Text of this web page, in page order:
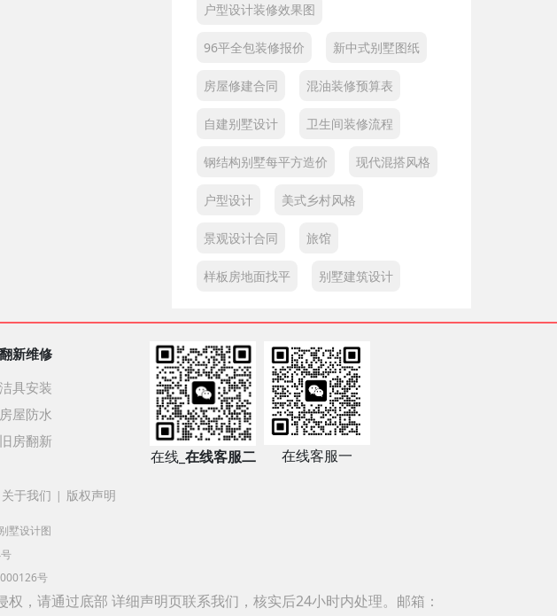
户型设计装修效果图
96平全包装修报价 新中式别墅图纸
房屋修建合同 混油装修预算表
自建别墅设计 卫生间装修流程
钢结构别墅每平方造价 现代混搭风格
户型设计 美式乡村风格
景观设计合同 旅馆
样板房地面找平 别墅建筑设计
翻新维修
洁具安装
房屋防水
旧房翻新
在线_ 在线客服二 在线客服一
关于我们 | 版权声明
墅设计图
号
，请通过底部 详细声明页联系我们，核实后24小时内处理。邮箱：